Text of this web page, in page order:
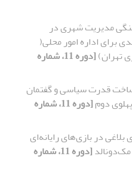
مدیریت شهری در
برای اداره امور محلی(
[دوره 11، شماره
قدرت سیاسی و گفتمان
دوم
[دوره 11، شماره
بلاغی در بازی‌های رایانه‌ای
[دوره 11، شماره